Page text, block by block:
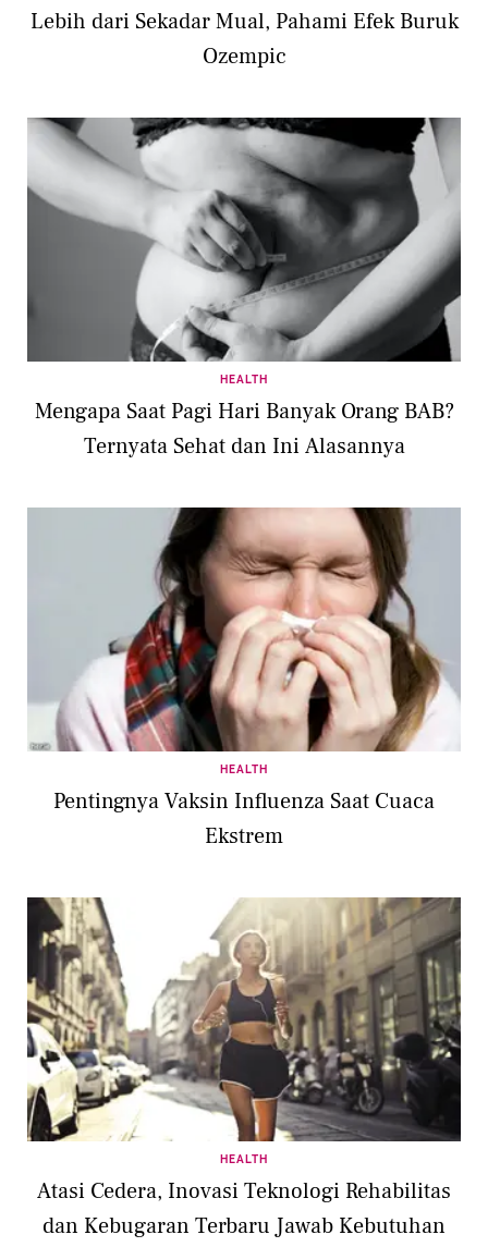
Lebih dari Sekadar Mual, Pahami Efek Buruk
Ozempic
HEALTH
Mengapa Saat Pagi Hari Banyak Orang BAB?
Ternyata Sehat dan Ini Alasannya
HEALTH
Pentingnya Vaksin Influenza Saat Cuaca
Ekstrem
HEALTH
Atasi Cedera, Inovasi Teknologi Rehabilitas
dan Kebugaran Terbaru Jawab Kebutuhan